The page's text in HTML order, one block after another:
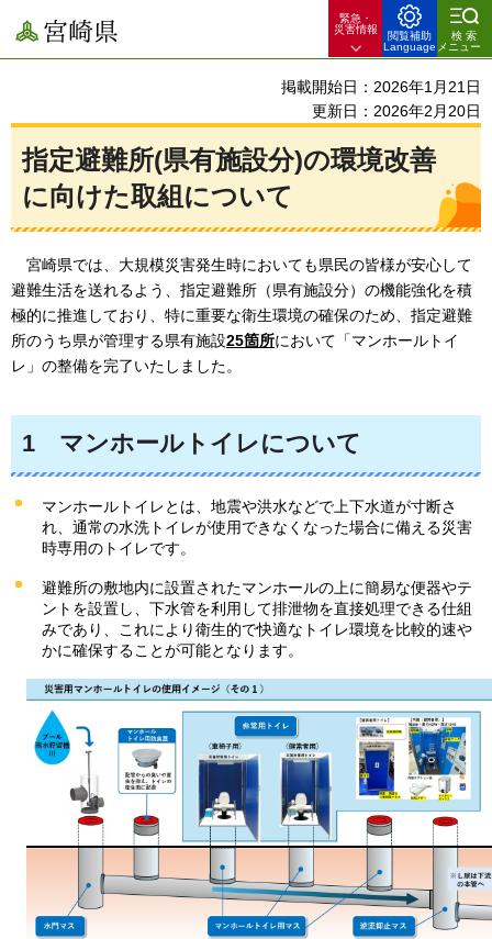
宮崎県
緊急・
災害情報
閲覧補助
Language
検索
メニュー
掲載開始日：2026年1月21日
更新日：2026年2月20日
指定避難所(県有施設分)の環境改善
に向けた取組について
宮崎県では、大規模災害発生時においても県民の皆様が安心して
避難生活を送れるよう、指定避難所（県有施設分）の機能強化を積
極的に推進しており、特に重要な衛生環境の確保のため、指定避難
所のうち県が管理する県有施設25箇所において「マンホールトイ
レ」の整備を完了いたしました。
1 マンホールトイレについて
マンホールトイレとは、地震や洪水などで上下水道が寸断さ
れ、通常の水洗トイレが使用できなくなった場合に備える災害
時専用のトイレです。
避難所の敷地内に設置されたマンホールの上に簡易な便器やテ
ントを設置し、下水管を利用して排泄物を直接処理できる仕組
みであり、これにより衛生的で快適なトイレ環境を比較的速や
かに確保することが可能となります。